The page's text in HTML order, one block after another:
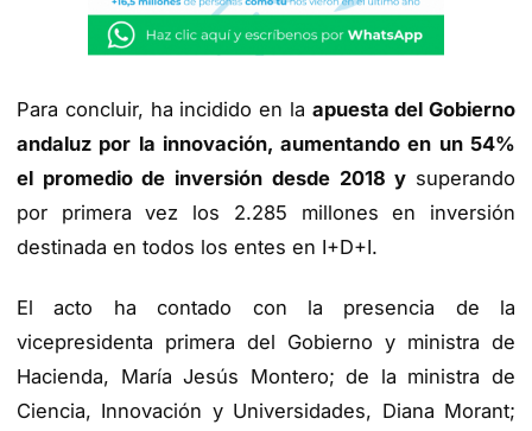
Para concluir, ha incidido en la apuesta del Gobierno
andaluz por la innovación, aumentando en un 54%
el promedio de inversión desde 2018 y superando
por primera vez los 2.285 millones en inversión
destinada en todos los entes en I+D+I.
El acto ha contado con la presencia de la
vicepresidenta primera del Gobierno y ministra de
Hacienda, María Jesús Montero; de la ministra de
Ciencia, Innovación y Universidades, Diana Morant;